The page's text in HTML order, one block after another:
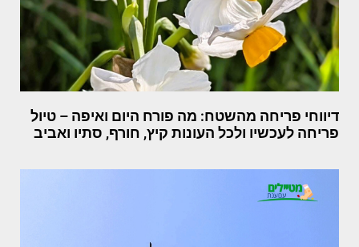
דיווחי פריחה מהשטח: מה פורח היום ואיפה – טיול
פריחה לעכשיו ולכל העונות קיץ, חורף, סתיו ואביב